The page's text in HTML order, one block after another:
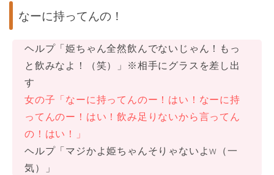
なーに持ってんの！
ヘルプ「姫ちゃん全然飲んでないじゃん！もっ
と飲みなよ！（笑）」※相手にグラスを差し出
す
女の子「なーに持ってんのー！はい！なーに持
ってんのー！はい！飲み足りないから言ってん
の！はい！」
ヘルプ「マジかよ姫ちゃんそりゃないよw（一
気）」